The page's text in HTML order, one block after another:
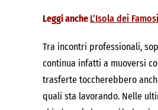
Leggi anche L’Isola dei
Tra incontri professionali,
continua infatti a muoversi
trasferte toccherebbero
quali sta lavorando. Nelle